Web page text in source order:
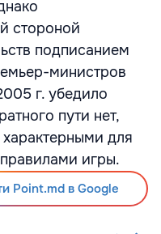
стороной
подписанием
министров
г. убедило
пути нет,
для
игры.
Point.md в Google